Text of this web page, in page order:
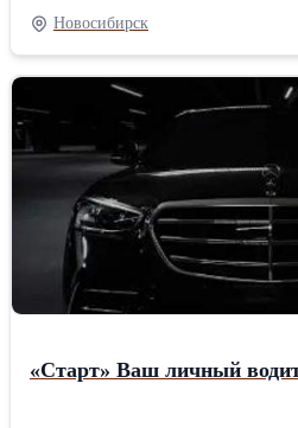
современные автомобили от
контроль технического состояния и
безупречный внешний вид и блестящая
пожаловать в новое путешествие с
Новосибирск
«Старт» Ваш личный